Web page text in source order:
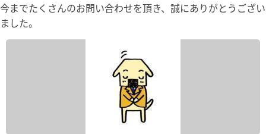
今までたくさんのお問い合わせを頂き、誠にありがとうござい
ました。